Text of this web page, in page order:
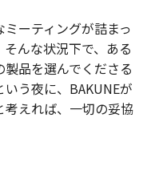
ミーティングが詰まっ
んな状況下で、ある
品を選んでくださる
う夜に、BAKUNEが
えれば、一切の妥協